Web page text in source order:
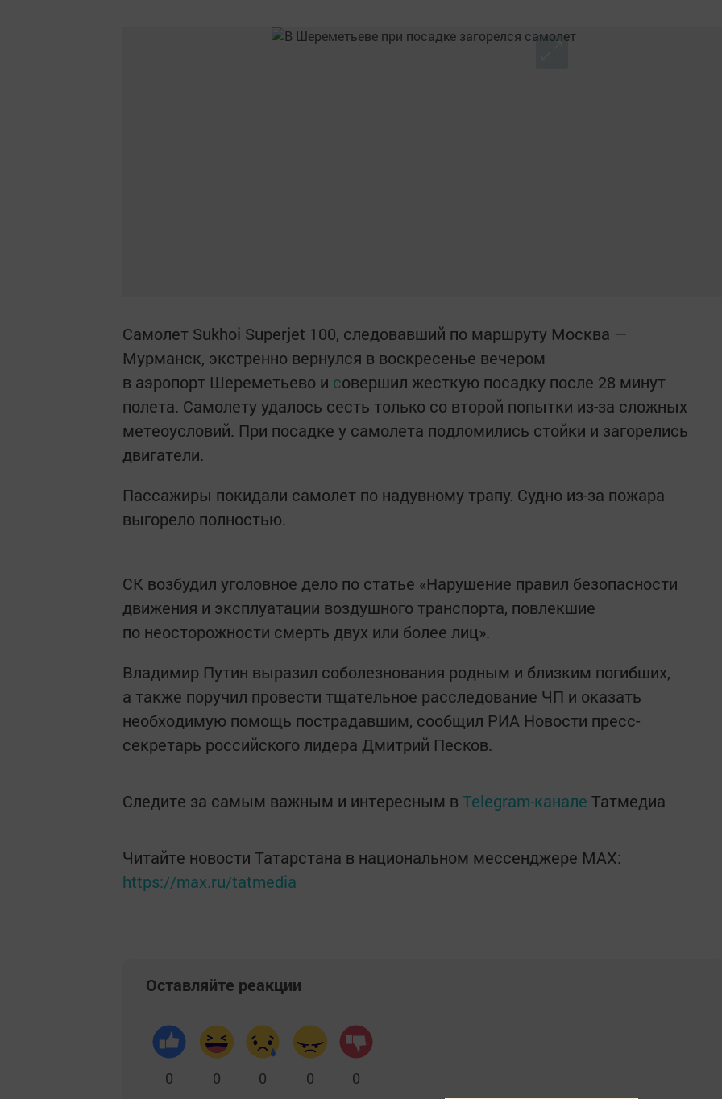
Самолет Sukhoi Superjet 100, следовавший по маршруту Москва —
Мурманск, экстренно вернулся в воскресенье вечером
в аэропорт Шереметьево и совершил жесткую посадку после 28 минут
полета. Самолету удалось сесть только со второй попытки из-за сложных
метеоусловий. При посадке у самолета подломились стойки и загорелись
двигатели.
Пассажиры покидали самолет по надувному трапу. Судно из-за пожара
выгорело полностью.
СК возбудил уголовное дело по статье «Нарушение правил безопасности
движения и эксплуатации воздушного транспорта, повлекшие
по неосторожности смерть двух или более лиц».
Владимир Путин выразил соболезнования родным и близким погибших,
а также поручил провести тщательное расследование ЧП и оказать
необходимую помощь пострадавшим, сообщил РИА Новости пресс-
секретарь российского лидера Дмитрий Песков.
Следите за самым важным и интересным в Telegram-канале Татмедиа
Читайте новости Татарстана в национальном мессенджере MАХ:
https://max.ru/tatmedia
Оставляйте реакции
0 0 0 0 0